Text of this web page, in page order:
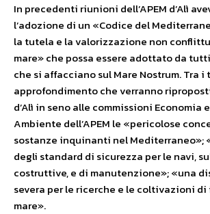
In precedenti riunioni dell’APEM d’Alì
l’adozione di un «Codice del
la tutela e la valorizzazione non
mare» che possa essere adottato da
che si affacciano sul Mare Nostrum. Tra
approfondimento che verranno
d’Alì in seno alle commissioni Economia
Ambiente dell’APEM le «pericolose
sostanze inquinanti nel Mediterraneo»;
degli standard di sicurezza per le navi,
costruttive, e di manutenzione»; «una
severa per le ricerche e le coltivazioni
mare».